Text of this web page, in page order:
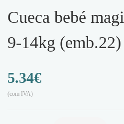
cueca bebé magics pants maxi
9-14kg (emb.22)
5.34€
(com IVA)